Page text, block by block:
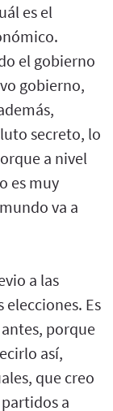
es el
el gobierno
gobierno,
secreto, lo
a nivel
es muy
va a
a las
elecciones. Es
porque
así,
que creo
a